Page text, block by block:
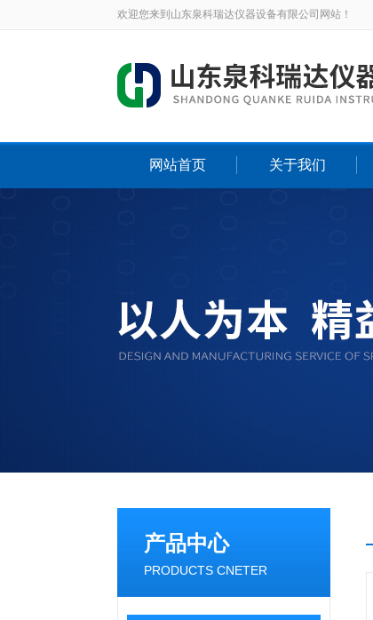
欢迎您来到山东泉科瑞达仪器设备有限公司网站！
网站首页 关于我们
产品中心
PRODUCTS CNETER